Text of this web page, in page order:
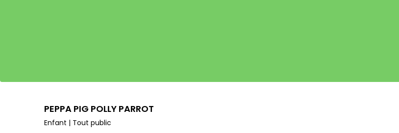
PEPPA PIG POLLY PARROT
Enfant | Tout public